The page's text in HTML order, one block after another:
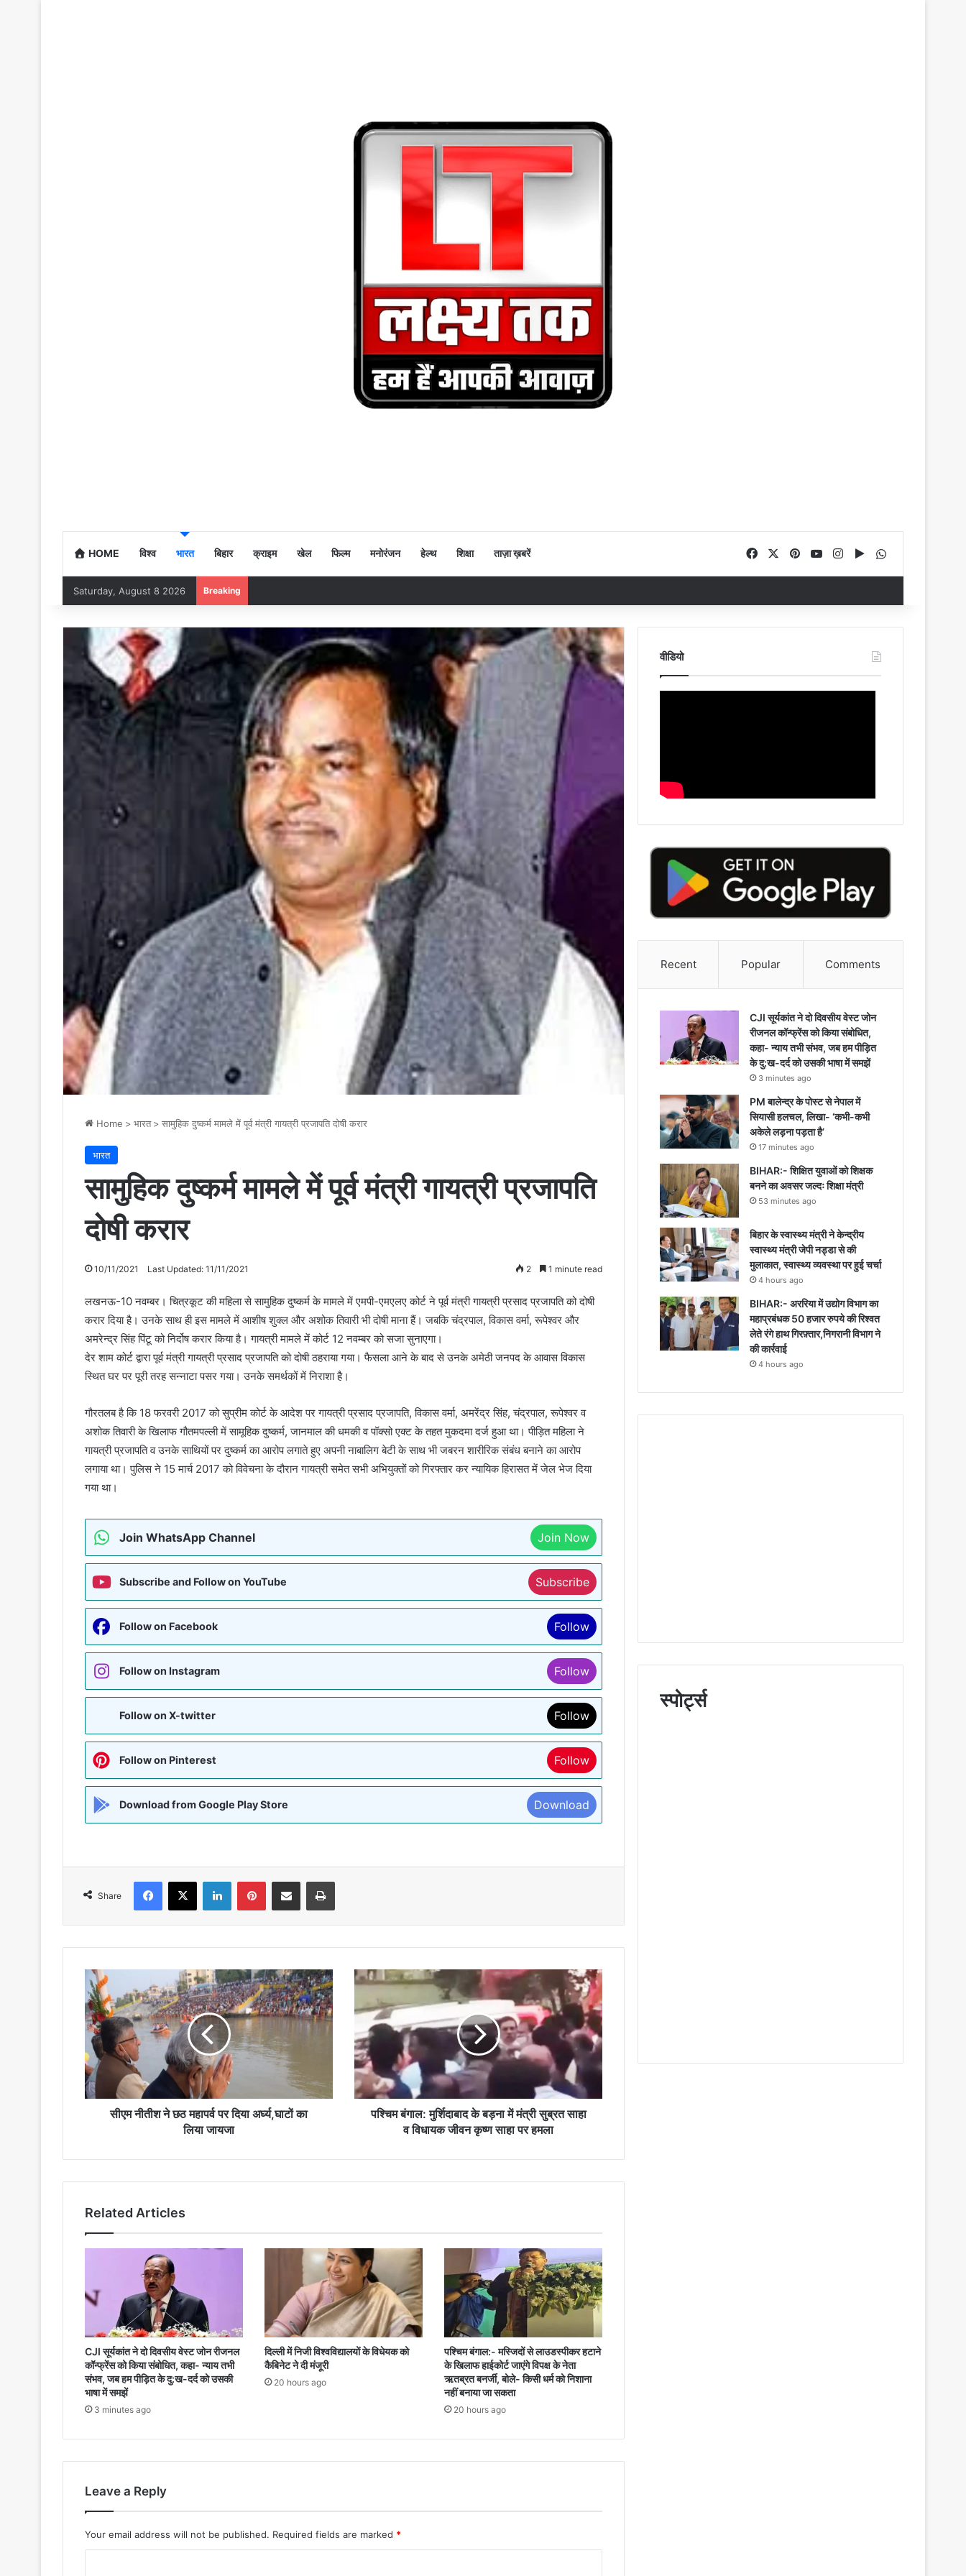
HOME विश्व भारत बिहार क्राइम खेल फिल्म मनोरंजन हेल्थ शिक्षा ताज़ा ख़बरें FacebookPinterestYouTubeInstagram
Google Play
Saturday, August 8 2026 Breaking
Home > भारत > सामुहिक दुष्कर्म मामले में पूर्व मंत्री गायत्री प्रजापति दोषी करार
भारत
सामुहिक दुष्कर्म मामले में पूर्व मंत्री गायत्री प्रजापति
दोषी करार
10/11/2021 Last Updated: 11/11/2021 2 1 minute read
लखनऊ-10 नवम्बर। चित्रकूट की महिला से सामुहिक दुष्कर्म के मामले में एमपी-एमएलए कोर्ट ने पूर्व मंत्री गायत्री प्रसाद प्रजापति को दोषी
करार दिया है। उनके साथ ही इस मामले में आशीष शुक्ल और अशोक तिवारी भी दोषी माना हैं। जबकि चंद्रपाल, विकास वर्मा, रूपेश्वर और
अमरेन्द्र सिंह पिंटू को निर्दोष करार किया है। गायत्री मामले में कोर्ट 12 नवम्बर को सजा सुनाएगा।
देर शाम कोर्ट द्वारा पूर्व मंत्री गायत्री प्रसाद प्रजापति को दोषी ठहराया गया। फैसला आने के बाद से उनके अमेठी जनपद के आवास विकास
स्थित घर पर पूरी तरह सन्नाटा पसर गया। उनके समर्थकों में निराशा है।
गौरतलब है कि 18 फरवरी 2017 को सुप्रीम कोर्ट के आदेश पर गायत्री प्रसाद प्रजापति, विकास वर्मा, अमरेंद्र सिंह, चंद्रपाल, रूपेश्वर व
अशोक तिवारी के खिलाफ गौतमपल्ली में सामूहिक दुष्कर्म, जानमाल की धमकी व पॉक्सो एक्ट के तहत मुकदमा दर्ज हुआ था। पीड़ित महिला ने
गायत्री प्रजापति व उनके साथियों पर दुष्कर्म का आरोप लगाते हुए अपनी नाबालिग बेटी के साथ भी जबरन शारीरिक संबंध बनाने का आरोप
लगाया था। पुलिस ने 15 मार्च 2017 को विवेचना के दौरान गायत्री समेत सभी अभियुक्तों को गिरफ्तार कर न्यायिक हिरासत में जेल भेज दिया
गया था।
Join WhatsApp Channel Join Now
Subscribe and Follow on YouTube Subscribe
Follow on Facebook Follow
Follow on Instagram Follow
Follow on X-twitter Follow
Follow on Pinterest Follow
Download from Google Play Store Download
Share
Facebook
X LinkedInPinterestShare via Email Print
सीएम
नीतीश
ने
छठ
महापर्व
पर
दिया
अर्घ्य,घाटों
का
सीएम नीतीश ने छठ महापर्व पर दिया अर्घ्य,घाटों का
लिया जायजा
पश्चिम
मुर्शिदाबाद
बड़ना
में
मंत्री
सुब्रत
साहा
कृष्ण
पश्चिम बंगाल: मुर्शिदाबाद के बड़ना में मंत्री सुब्रत साहा
व विधायक जीवन कृष्ण साहा पर हमला
Related Articles
CJI सूर्यकांत ने दो दिवसीय वेस्ट जोन रीजनल
कॉन्फ्रेंस को किया संबोधित, कहा- न्याय तभी
संभव, जब हम पीड़ित के दु:ख-दर्द को उसकी
भाषा में समझें
3 minutes ago
दिल्ली में निजी विश्वविद्यालयों के विधेयक को
कैबिनेट ने दी मंजूरी
20 hours ago
पश्चिम बंगाल:- मस्जिदों से लाउडस्पीकर हटाने
के खिलाफ हाईकोर्ट जाएंगे विपक्ष के नेता
ऋतब्रत बनर्जी, बोले- किसी धर्म को निशाना
नहीं बनाया जा सकता
20 hours ago
Leave a Reply
Your email address will not be published. Required fields are marked *
वीडियो
Recent Popular Comments
CJI सूर्यकांत ने दो दिवसीय वेस्ट जोन
रीजनल कॉन्फ्रेंस को किया संबोधित,
कहा- न्याय तभी संभव, जब हम पीड़ित
के दु:ख-दर्द को उसकी भाषा में समझें
3 minutes ago
PM बालेन्द्र के पोस्ट से नेपाल में
सियासी हलचल, लिखा- ‘कभी-कभी
अकेले लड़ना पड़ता है’
17 minutes ago
BIHAR:- शिक्षित युवाओं को शिक्षक
बनने का अवसर जल्दः शिक्षा मंत्री
53 minutes ago
बिहार के स्वास्थ्य मंत्री ने केन्द्रीय
स्वास्थ्य मंत्री जेपी नड्डा से की
मुलाकात, स्वास्थ्य व्यवस्था पर हुई चर्चा
4 hours ago
BIHAR:- अररिया में उद्योग विभाग का
महाप्रबंधक 50 हजार रुपये की रिश्वत
लेते रंगे हाथ गिरफ़्तार,निगरानी विभाग ने
की कार्रवाई
4 hours ago
स्पोर्ट्स